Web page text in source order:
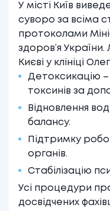
У місті Київ
суворо за всіма
протоколами
здоров’я України.
Києві у клініці
Детоксикацію –
токсинів за
Відновлення
балансу.
Підтримку
органів.
Стабілізацію
Усі процедури
досвідчених